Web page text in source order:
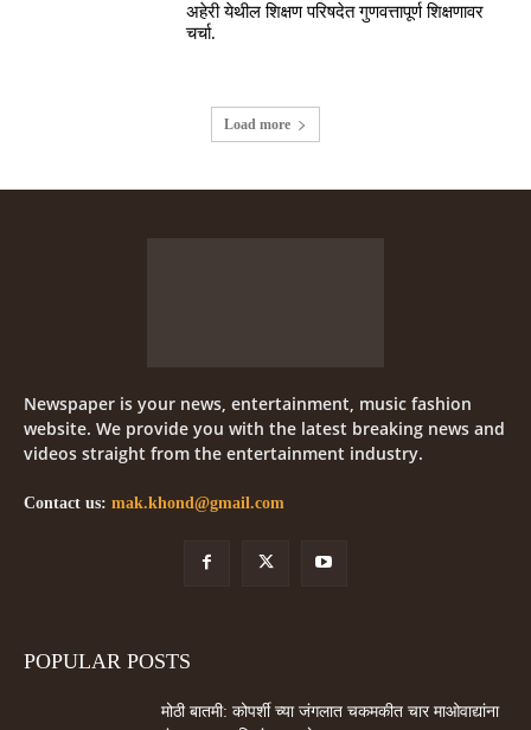
अहेरी येथील शिक्षण परिषदेत गुणवत्तापूर्ण शिक्षणावर
चर्चा.
Load more
Newspaper is your news, entertainment, music fashion
website. We provide you with the latest breaking news and
videos straight from the entertainment industry.
Contact us: mak.khond@gmail.com
POPULAR POSTS
मोठी बातमी: कोपर्शी च्या जंगलात चकमकीत चार माओवाद्यांना